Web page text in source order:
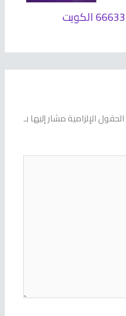
الحقول الإلزامية مشار إليها بـ